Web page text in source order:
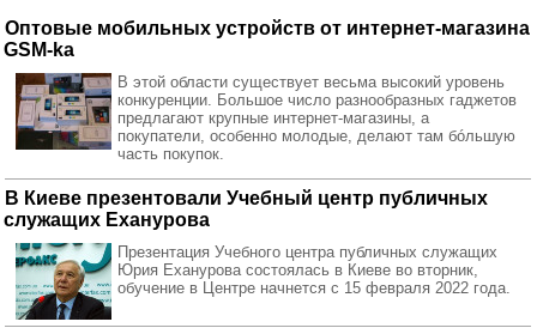
Оптовые мобильных устройств от интернет-магазина
GSM-ka
В этой области существует весьма высокий уровень
конкуренции. Большое число разнообразных гаджетов
предлагают крупные интернет-магазины, а
покупатели, особенно молодые, делают там бóльшую
часть покупок.
В Киеве презентовали Учебный центр публичных
служащих Еханурова
Презентация Учебного центра публичных служащих
Юрия Еханурова состоялась в Киеве во вторник,
обучение в Центре начнется с 15 февраля 2022 года.